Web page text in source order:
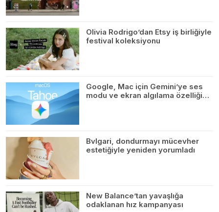
Olivia Rodrigo’dan Etsy iş birliğiyle
festival koleksiyonu
Google, Mac için Gemini’ye ses
modu ve ekran algılama özelliği…
Bvlgari, dondurmayı mücevher
estetiğiyle yeniden yorumladı
New Balance’tan yavaşlığa
odaklanan hız kampanyası